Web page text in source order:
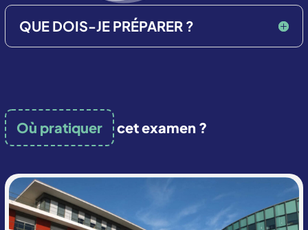
QUE DOIS-JE PRÉPARER ?
Où pratiquer cet examen ?